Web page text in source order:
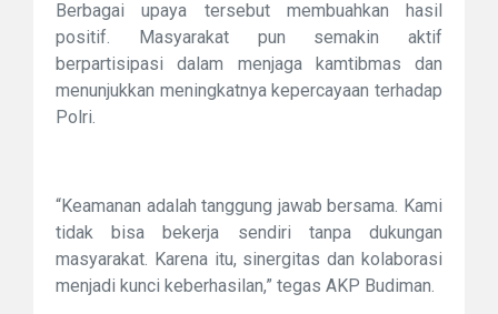
Berbagai upaya tersebut membuahkan hasil
positif. Masyarakat pun semakin aktif
berpartisipasi dalam menjaga kamtibmas dan
menunjukkan meningkatnya kepercayaan terhadap
Polri.
“Keamanan adalah tanggung jawab bersama. Kami
tidak bisa bekerja sendiri tanpa dukungan
masyarakat. Karena itu, sinergitas dan kolaborasi
menjadi kunci keberhasilan,” tegas AKP Budiman.